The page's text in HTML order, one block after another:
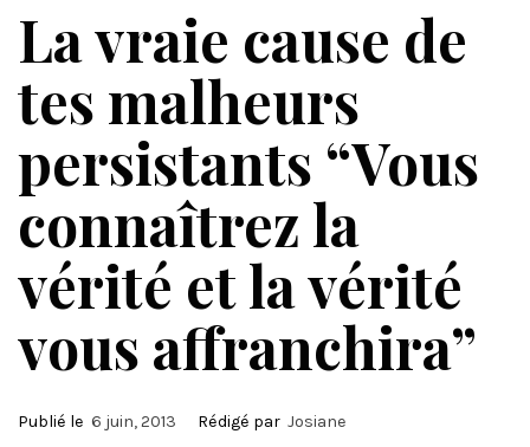
La vraie cause de
tes malheurs
persistants “Vous
connaîtrez la
vérité et la vérité
vous affranchira”
Publié le 6 juin, 2013 Rédigé par Josiane